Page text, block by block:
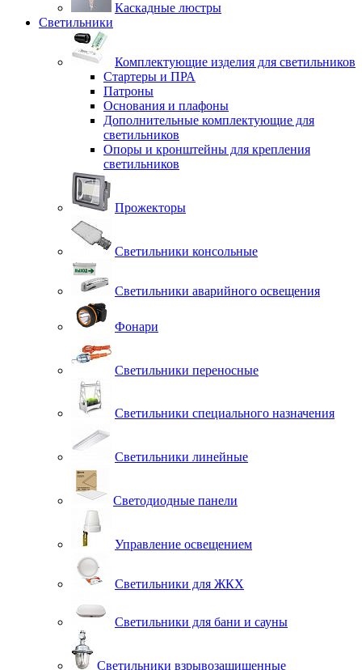
Каскадные люстры
Светильники
Комплектующие изделия для светильников
Стартеры и ПРА
Патроны
Основания и плафоны
Дополнительные комплектующие для
светильников
Опоры и кронштейны для крепления
светильников
Прожекторы
Светильники консольные
Светильники аварийного освещения
Фонари
Светильники переносные
Светильники специального назначения
Светильники линейные
Светодиодные панели
Управление освещением
Светильники для ЖКХ
Светильники для бани и сауны
Светильники взрывозащищенные